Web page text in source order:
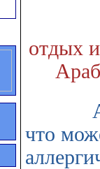
отдых
что